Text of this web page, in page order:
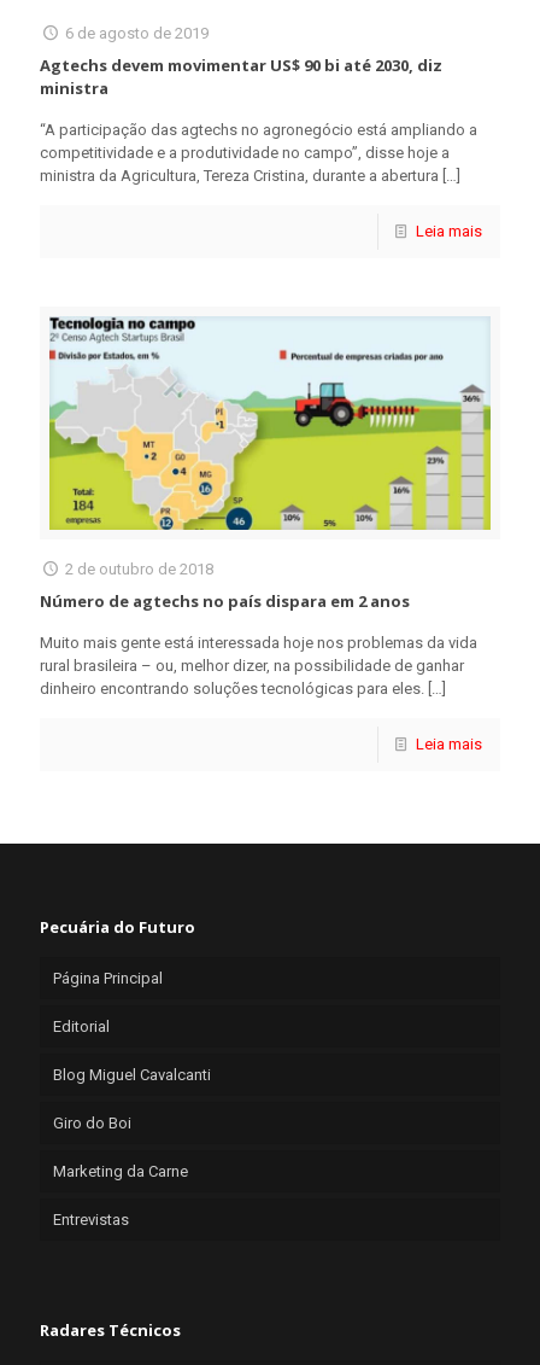
6 de agosto de 2019
Agtechs devem movimentar US$ 90 bi até 2030, diz
ministra
“A participação das agtechs no agronegócio está ampliando a
competitividade e a produtividade no campo”, disse hoje a
ministra da Agricultura, Tereza Cristina, durante a abertura […]
Leia mais
2 de outubro de 2018
Número de agtechs no país dispara em 2 anos
Muito mais gente está interessada hoje nos problemas da vida
rural brasileira – ou, melhor dizer, na possibilidade de ganhar
dinheiro encontrando soluções tecnológicas para eles. […]
Leia mais
Pecuária do Futuro
Página Principal
Editorial
Blog Miguel Cavalcanti
Giro do Boi
Marketing da Carne
Entrevistas
Radares Técnicos